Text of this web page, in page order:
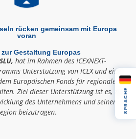
rücken gemeinsam mit Europa
voran
zur Gestaltung Europas
hat im Rahmen des ICEXNEXT-
Unterstützung von ICEX und eine
Europäischen Fonds für regionale
Ziel dieser Unterstützung ist es, zur
des Unternehmens und seiner
beizutragen.
SPRACHE